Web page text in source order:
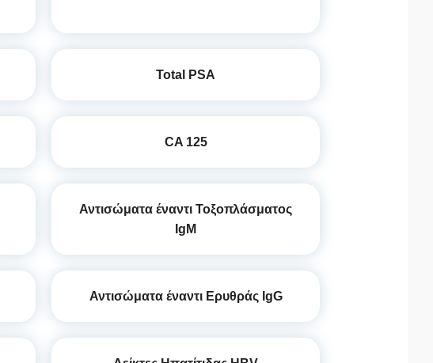
Total PSA
CA 125
Αντισώματα έναντι Τοξοπλάσματος
IgM
Αντισώματα έναντι Ερυθράς IgG